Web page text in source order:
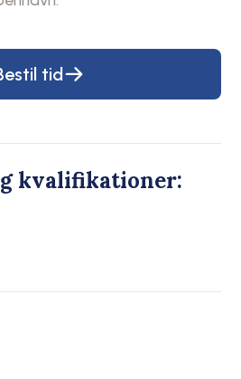
tid
kvalifikationer: